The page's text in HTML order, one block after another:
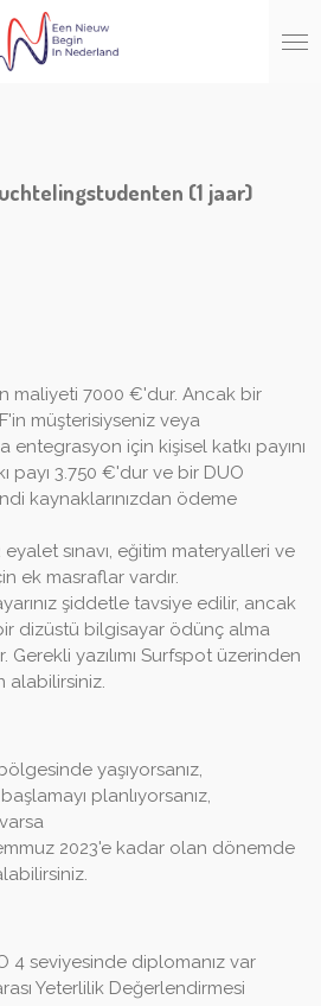
(1 jaar)
maliyeti 7000 €'dur. Ancak bir
müşterisiyseniz veya
entegrasyon için kişisel katkı payını
payı 3.750 €'dur ve bir DUO
kaynaklarınızdan ödeme
sınavı, eğitim materyalleri ve
ek masraflar vardır.
şiddetle tavsiye edilir, ancak
dizüstü bilgisayar ödünç alma
Gerekli yazılımı Surfspot üzerinden
alabilirsiniz.
yaşıyorsanız,
planlıyorsanız,
2023'e kadar olan dönemde
4 seviyesinde diplomanız var
Yeterlilik Değerlendirmesi